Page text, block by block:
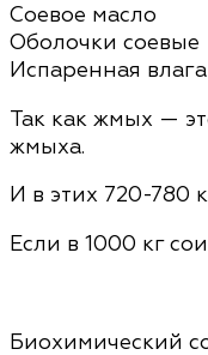
Соевое масло
Оболочки соевые
Испаренная влага
Так как жмых —
жмыха.
И в этих 720-780
Если в 1000 кг
Биохимический